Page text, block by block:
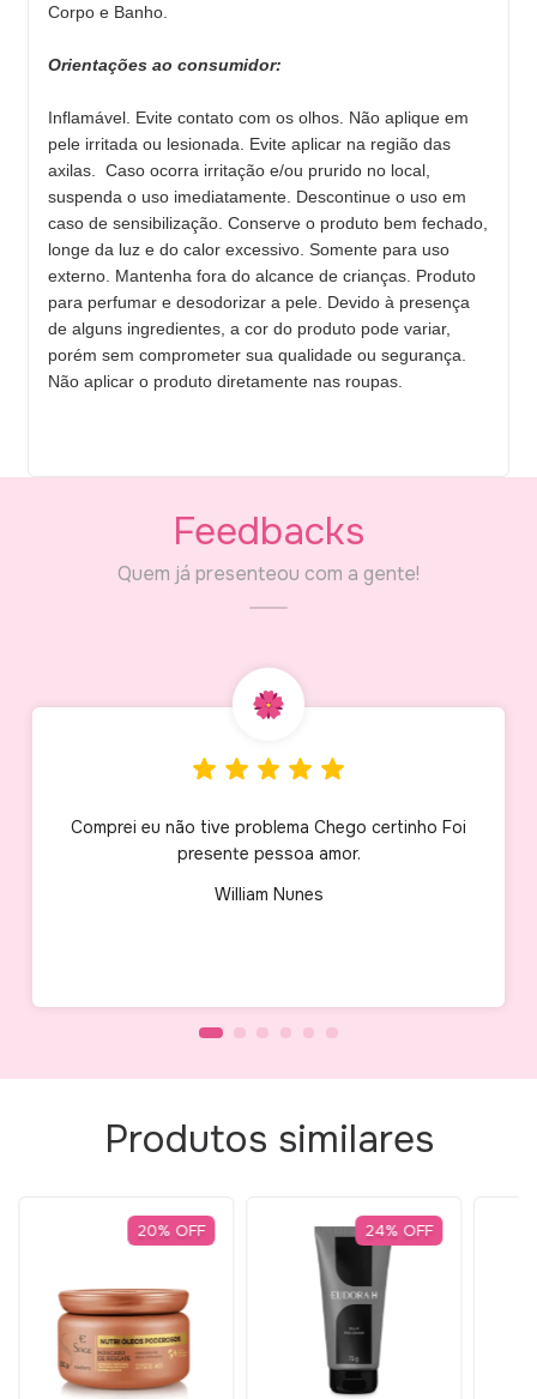
Corpo e Banho.
Orientações ao consumidor:
Inflamável. Evite contato com os olhos. Não aplique em
pele irritada ou lesionada. Evite aplicar na região das
axilas. Caso ocorra irritação e/ou prurido no local,
suspenda o uso imediatamente. Descontinue o uso em
caso de sensibilização. Conserve o produto bem fechado,
longe da luz e do calor excessivo. Somente para uso
externo. Mantenha fora do alcance de crianças. Produto
para perfumar e desodorizar a pele. Devido à presença
de alguns ingredientes, a cor do produto pode variar,
porém sem comprometer sua qualidade ou segurança.
Não aplicar o produto diretamente nas roupas.
Feedbacks
Quem já presenteou com a gente!
Comprei eu não tive problema Chego certinho Foi
presente pessoa amor.
William Nunes
Produtos similares
20% OFF 24% OFF